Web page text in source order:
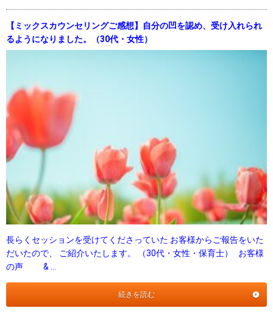
【ミックスカウンセリングご感想】自分の凹を認め、受け入れられ
るようになりました。（30代・女性）
長らくセッションを受けてくださっていた お客様からご報告をいた
だいたので、 ご紹介いたします。 （30代・女性・保育士） お客様
の声 & …
続きを読む